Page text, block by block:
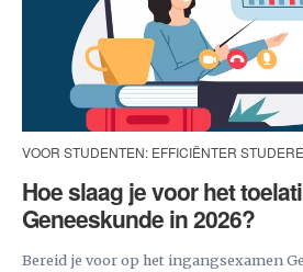
VOOR STUDENTEN: EFFICIËNTER
Hoe slaag je voor het
Geneeskunde in 2026?
Bereid je voor op het ingangsexamen